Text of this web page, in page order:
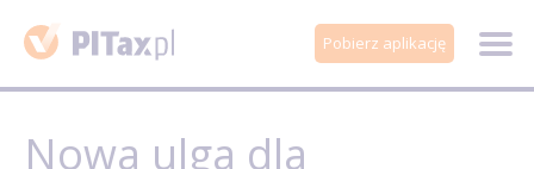
Pobierz aplikację
Nowa ulga dla